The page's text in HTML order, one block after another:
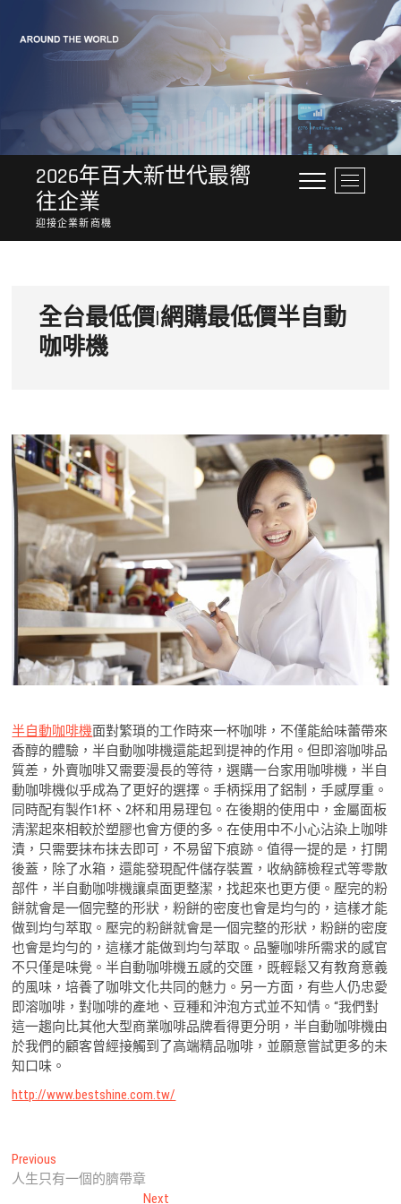
content
2026年百大新世代最嚮
往企業
迎接企業新商機
M
e
u
t
全台最低價|網購最低價半自動
咖啡機‎
半自動咖啡機面對繁瑣的工作時來一杯咖啡，不僅能給味蕾帶來
香醇的體驗，半自動咖啡機還能起到提神的作用。但即溶咖啡品
質差，外賣咖啡又需要漫長的等待，選購一台家用咖啡機，半自
動咖啡機似乎成為了更好的選擇。手柄採用了鋁制，手感厚重。
同時配有製作1杯、2杯和用易理包。在後期的使用中，金屬面板
清潔起來相較於塑膠也會方便的多。在使用中不小心沾染上咖啡
漬，只需要抹布抹去即可，不易留下痕跡。值得一提的是，打開
後蓋，除了水箱，還能發現配件儲存裝置，收納篩檢程式等零散
部件，半自動咖啡機讓桌面更整潔，找起來也更方便。壓完的粉
餅就會是一個完整的形狀，粉餅的密度也會是均勻的，這樣才能
做到均勻萃取。壓完的粉餅就會是一個完整的形狀，粉餅的密度
也會是均勻的，這樣才能做到均勻萃取。品鑒咖啡所需求的感官
不只僅是味覺。半自動咖啡機五感的交匯，既輕鬆又有教育意義
的風味，培養了咖啡文化共同的魅力。另一方面，有些人仍忠愛
即溶咖啡，對咖啡的產地、豆種和沖泡方式並不知情。“我們對
這一趨向比其他大型商業咖啡品牌看得更分明，半自動咖啡機由
於我們的顧客曾經接觸到了高端精品咖啡，並願意嘗試更多的未
知口味。
http://www.bestshine.com.tw/
文
章
Previous
post:
人生只有一個的臍帶章
NextNext